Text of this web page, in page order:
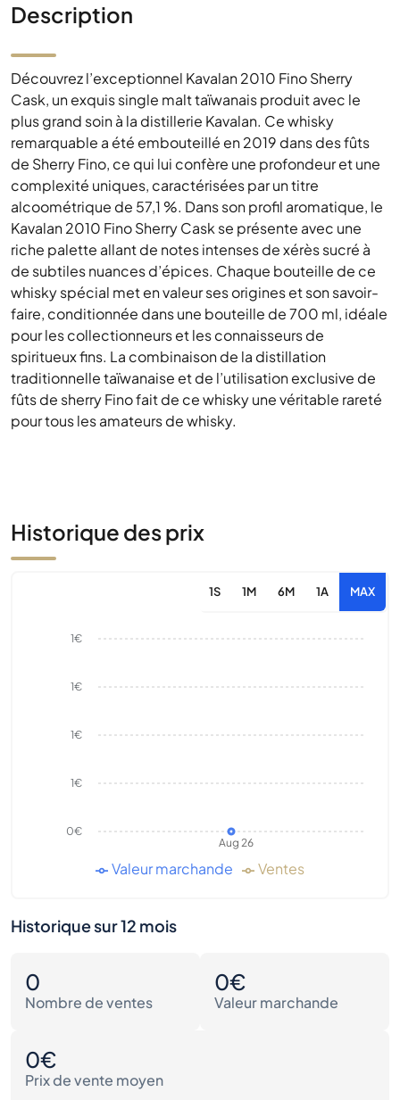
Description
Découvrez l’exceptionnel Kavalan 2010 Fino Sherry
Cask, un exquis single malt taïwanais produit avec le
plus grand soin à la distillerie Kavalan. Ce whisky
remarquable a été embouteillé en 2019 dans des fûts
de Sherry Fino, ce qui lui confère une profondeur et une
complexité uniques, caractérisées par un titre
alcoométrique de 57,1 %. Dans son profil aromatique, le
Kavalan 2010 Fino Sherry Cask se présente avec une
riche palette allant de notes intenses de xérès sucré à
de subtiles nuances d’épices. Chaque bouteille de ce
whisky spécial met en valeur ses origines et son savoir-
faire, conditionnée dans une bouteille de 700 ml, idéale
pour les collectionneurs et les connaisseurs de
spiritueux fins. La combinaison de la distillation
traditionnelle taïwanaise et de l’utilisation exclusive de
fûts de sherry Fino fait de ce whisky une véritable rareté
pour tous les amateurs de whisky.
Historique des prix
1S 1M 6M 1A MAX
Aug 26
0€
1€
1€
1€
1€
Valeur marchande Ventes
Historique sur 12 mois
0
Nombre de ventes
0€
Valeur marchande
0€
Prix de vente moyen